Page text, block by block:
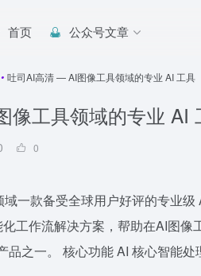
首页 公众号文章
• 吐司AI高清 — AI图像工具领域的专业 AI 工具
工具领域的专业 AI
0
一款备受全球用户好评的专业
工作流解决方案，帮助在AI图
品之一。 核心功能 AI 核心智能